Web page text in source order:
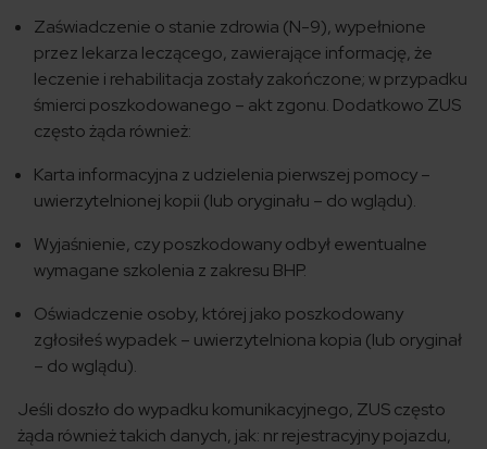
Zaświadczenie o stanie zdrowia (N-9), wypełnione
przez lekarza leczącego, zawierające informację, że
leczenie i rehabilitacja zostały zakończone; w przypadku
śmierci poszkodowanego – akt zgonu. Dodatkowo ZUS
często żąda również:
Karta informacyjna z udzielenia pierwszej pomocy –
uwierzytelnionej kopii (lub oryginału – do wglądu).
Wyjaśnienie, czy poszkodowany odbył ewentualne
wymagane szkolenia z zakresu BHP.
Oświadczenie osoby, której jako poszkodowany
zgłosiłeś wypadek – uwierzytelniona kopia (lub oryginał
– do wglądu).
Jeśli doszło do wypadku komunikacyjnego, ZUS często
żąda również takich danych, jak: nr rejestracyjny pojazdu,